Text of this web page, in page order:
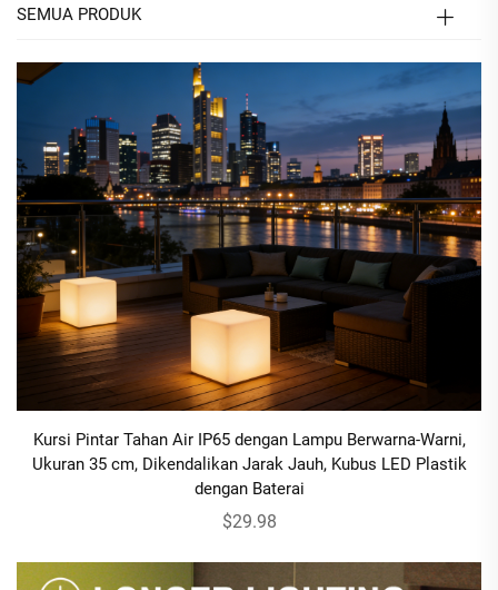
SEMUA PRODUK
Kursi Pintar Tahan Air IP65 dengan Lampu Berwarna-Warni,
Ukuran 35 cm, Dikendalikan Jarak Jauh, Kubus LED Plastik
dengan Baterai
$29.98